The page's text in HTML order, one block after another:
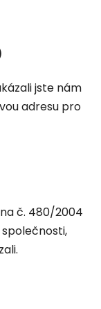
jste nám
adresu pro
č. 480/2004